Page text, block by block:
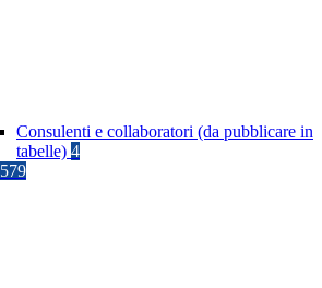
Consulenti e collaboratori (da pubblicare in
tabelle) 4
579